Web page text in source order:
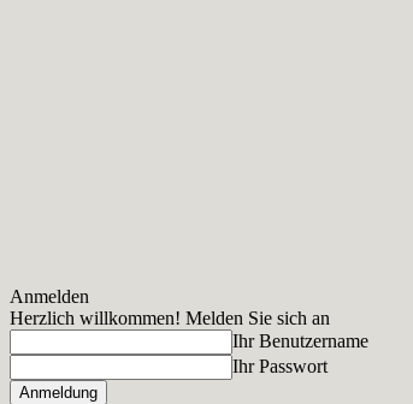
Anmelden
Herzlich willkommen! Melden Sie sich an
Ihr Benutzername
Ihr Passwort